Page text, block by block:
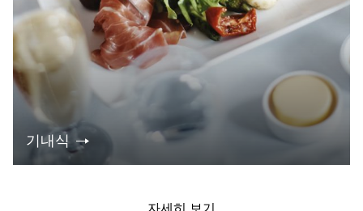
기내식
자세히 보기